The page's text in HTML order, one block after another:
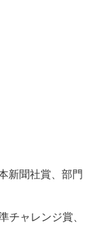
新聞社賞、部門
チャレンジ賞、